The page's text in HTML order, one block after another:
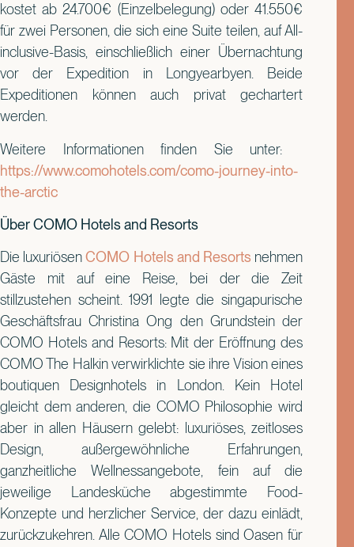
kostet ab 24.700€ (Einzelbelegung) oder 41.550€
für zwei Personen, die sich eine Suite teilen, auf All-
inclusive-Basis, einschließlich einer Übernachtung
vor der Expedition in Longyearbyen. Beide
Expeditionen können auch privat gechartert
werden.
Weitere Informationen finden Sie unter:
https://www.comohotels.com/como-journey-into-
the-arctic
Über COMO Hotels and Resorts
Die luxuriösenCOMO Hotels and Resorts nehmen
Gäste mit auf eine Reise, bei der die Zeit
stillzustehen scheint. 1991 legte die singapurische
Geschäftsfrau Christina Ong den Grundstein der
COMO Hotels and Resorts: Mit der Eröffnung des
COMO The Halkin verwirklichte sie ihre Vision eines
boutiquen Designhotels in London. Kein Hotel
gleicht dem anderen, die COMO Philosophie wird
aber in allen Häusern gelebt: luxuriöses, zeitloses
Design, außergewöhnliche Erfahrungen,
ganzheitliche Wellnessangebote, fein auf die
jeweilige Landesküche abgestimmte Food-
Konzepte und herzlicher Service, der dazu einlädt,
zurückzukehren. Alle COMO Hotels sind Oasen für